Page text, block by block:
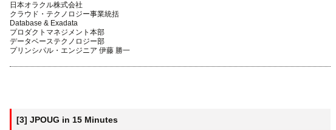
日本オラクル株式会社
クラウド・テクノロジー事業統括
Database & Exadata
プロダクトマネジメント本部
データベーステクノロジー部
プリンシパル・エンジニア 伊藤 勝一
[3] JPOUG in 15 Minutes